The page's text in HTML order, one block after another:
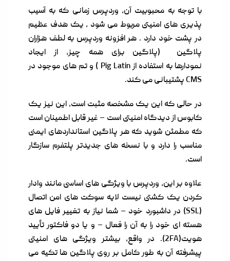
با توجه به محبوبیت آن، وردپرس زمانی که به آسیب
پذیری های امنیتی مربوط می شود ، یک هدف عظیم
در پشت خود دارد . هر افزونه وردپرس به لطف هزاران
پلاگین (پلاگین برای همه چیز، از ایجاد
نمودارها به استفاده از Pig Latin ) و تم های موجود در
CMS پشتیبانی می کند.
در حالی که این یک مشخصه مثبت است، این نیز یک
کابوس از دیدگاه امنیتی است – غیر قابل اطمینان است
که مطمئن شوید که هر پلاگین استانداردهای ایمنی
مناسب را دارد و با نسخه های جدیدتر پلتفرم سازگار
است.
علاوه بر این، وردپرس با ویژگی های اساسی مانند وادار
کردن یک کشتی نیست لایه سوکت های امن اتصال
(SSL) در داشبورد خود – شما نیاز به تغییر فایل های
هسته ای خود را به آن را فعال – و یا دو فاکتور تأیید
هویت(2FA). در واقع، بیشتر ویژگی های امنیتی
پیشرفته آن به طور کامل بر روی پلاگین ها تکیه می